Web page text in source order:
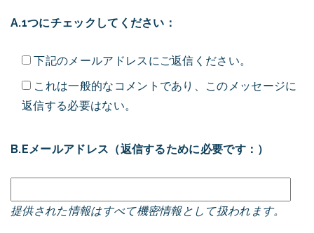
A.1つにチェックしてください：
下記のメールアドレスにご返信ください。
これは一般的なコメントであり、このメッセージに
返信する必要はない。
B.Eメールアドレス（返信するために必要です：）
提供された情報はすべて機密情報として扱われます。